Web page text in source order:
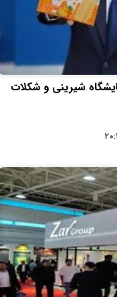
شیرینی و شکلات